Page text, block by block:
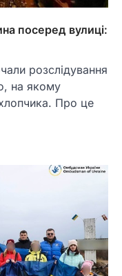
посеред вулиці:
розслідування
на якому
Про це